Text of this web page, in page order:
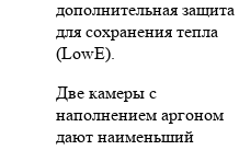
дополнительная защита
для сохранения тепла
(LowE).
Две камеры с
наполнением аргоном
дают наименьший